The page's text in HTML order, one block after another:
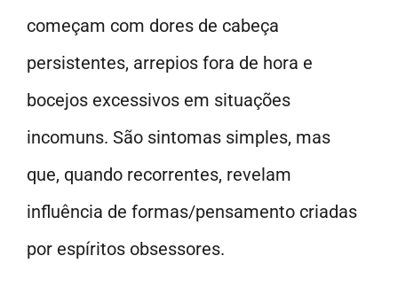
começam com dores de cabeça
persistentes, arrepios fora de hora e
bocejos excessivos em situações
incomuns. São sintomas simples, mas
que, quando recorrentes, revelam
influência de formas/pensamento criadas
por espíritos obsessores.